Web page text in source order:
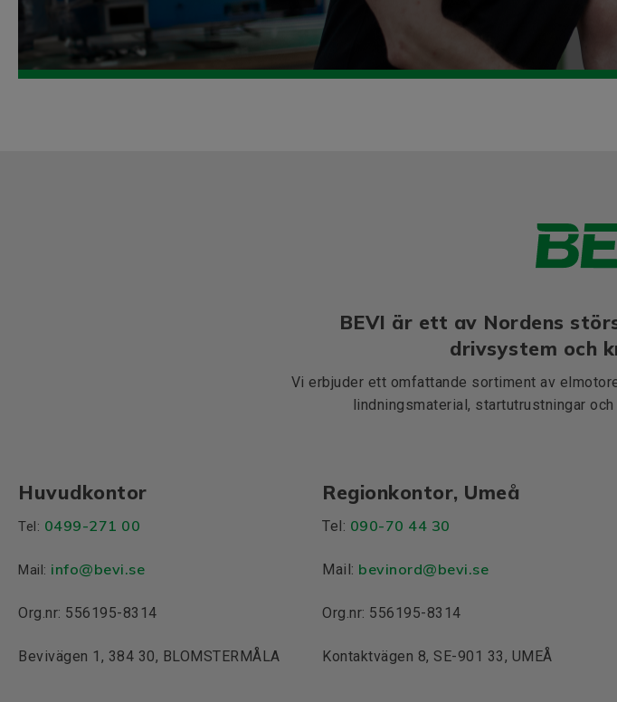
BEVI är ett av Nordens
drivsystem och
Vi erbjuder ett omfattande sortiment av
lindningsmaterial, startutrustningar
Huvudkontor
Tel: 0499-271 00
Mail: info@bevi.se
Org.nr: 556195-8314
Bevivägen 1, 384 30, BLOMSTERMÅLA
Regionkontor, Umeå
Tel: 090-70 44 30
Mail: bevinord@bevi.se
Org.nr: 556195-8314
Kontaktvägen 8, SE-901 33, UMEÅ